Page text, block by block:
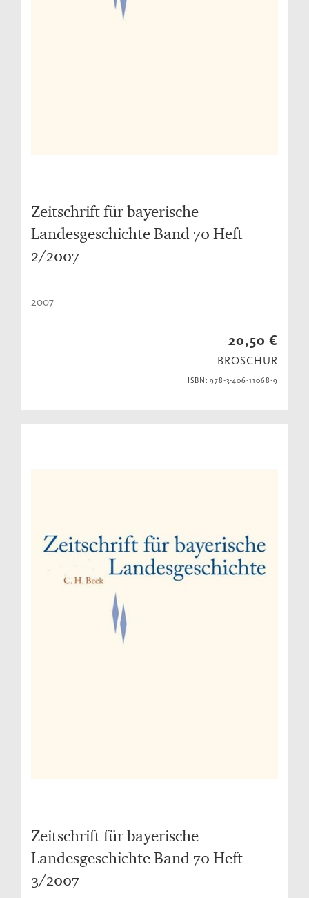
Zeitschrift für bayerische
Landesgeschichte Band 70 Heft
2/2007
2007
20,50 €
BROSCHUR
ISBN: 978-3-406-11068-9
Zeitschrift für bayerische
Landesgeschichte Band 70 Heft
3/2007